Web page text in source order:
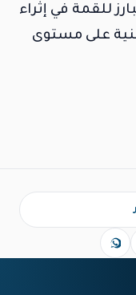
للقمة في إثراء
على مستوى